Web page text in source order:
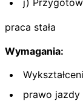
praca stała
Wymagania:
prawo